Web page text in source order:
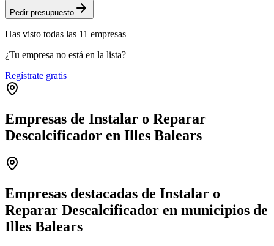
Pedir presupuesto
Has visto todas las 11 empresas
¿Tu empresa no está en la lista?
Regístrate gratis
Empresas de Instalar o Reparar
Descalcificador en Illes Balears
−
Empresas destacadas de Instalar o
Reparar Descalcificador en municipios de
Illes Balears